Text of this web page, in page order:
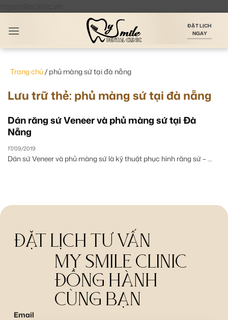
ĐẶT LỊCH
NGAY
Trang chủ/ phủ màng sứ tại đà nẵng
Lưu trữ thẻ: phủ màng sứ tại đà nẵng
Dán răng sứ Veneer và phủ màng sứ tại Đà
Nẵng
17/09/2019
Dán sứ Veneer và phủ màng sứ là kỹ thuật phục hình răng sứ – ...
ĐẶT LỊCH TƯ VẤN
MY SMILE CLINIC
ĐỒNG HÀNH
CÙNG BẠN
Email